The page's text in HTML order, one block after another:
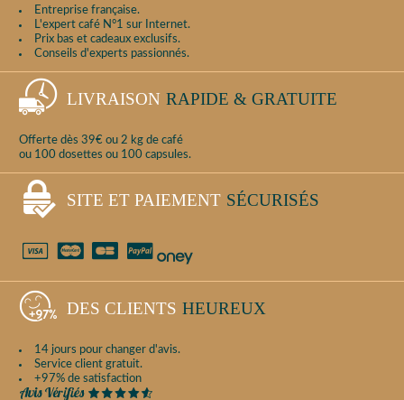
Entreprise française.
L'expert café N°1 sur Internet.
Prix bas et cadeaux exclusifs.
Conseils d'experts passionnés.
LIVRAISON RAPIDE & GRATUITE
Offerte dès 39€ ou 2 kg de café
ou 100 dosettes ou 100 capsules.
SITE ET PAIEMENT SÉCURISÉS
DES CLIENTS HEUREUX
14 jours pour changer d'avis.
Service client gratuit.
+97% de satisfaction